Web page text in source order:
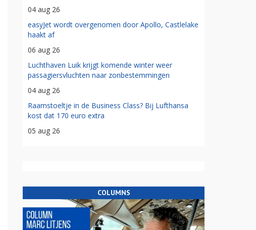
04 aug 26
easyJet wordt overgenomen door Apollo, Castlelake
haakt af
06 aug 26
Luchthaven Luik krijgt komende winter weer
passagiersvluchten naar zonbestemmingen
04 aug 26
Raamstoeltje in de Business Class? Bij Lufthansa
kost dat 170 euro extra
05 aug 26
COLUMNS